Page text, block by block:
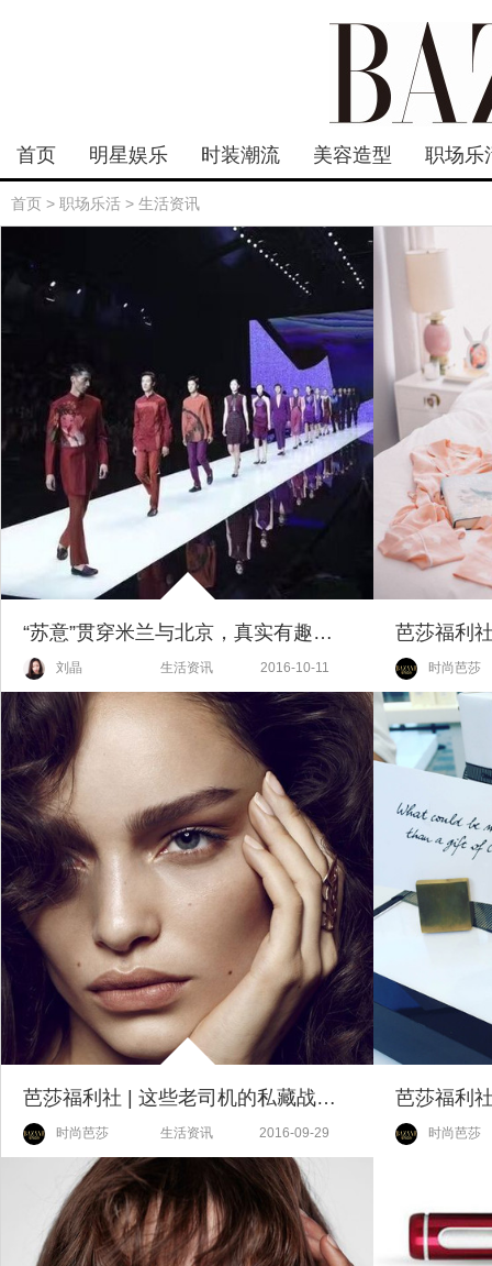
首页 明星娱乐 时装潮流 美容造型 职场乐
首页 > 职场乐活 > 生活资讯
“苏意”贯穿米兰与北京，真实有趣的“曦秀”台后故事
刘晶 生活资讯 2016-10-11 时尚芭莎
芭莎福利社 | 这些老司机的私藏战痘秘笈你们知不知道？
时尚芭莎 生活资讯 2016-09-29 时尚芭莎